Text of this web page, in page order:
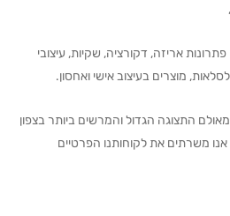
אריזה, דקורציה, שקיות, עיצובי
מוצרים בעיצוב אישי ואחסון.
התצוגה הגדול והמרשים ביותר בצפון
וממנו אנו משרתים את לקוחותנו הפרטיים